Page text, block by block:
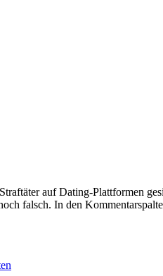
auf Dating-Plattformen
falsch. In den